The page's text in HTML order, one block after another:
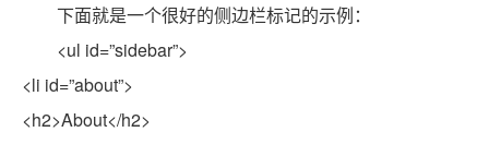
下面就是一个很好的侧边栏标记的示例：
<ul id=”sidebar”>
<li id=”about”>
<h2>About</h2>